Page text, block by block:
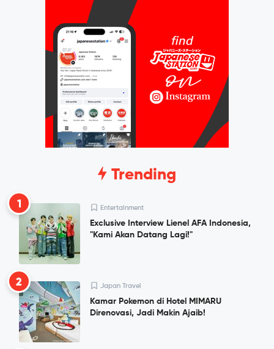
Trending
1 Entertainment
Exclusive Interview Lienel AFA Indonesia,
"Kami Akan Datang Lagi!"
2 Japan Travel
Kamar Pokemon di Hotel MIMARU
Direnovasi, Jadi Makin Ajaib!